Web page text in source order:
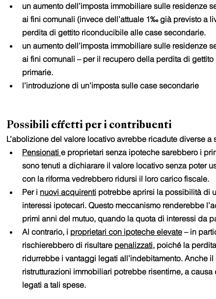
un aumento dell’imposta immobiliare sulle
ai fini comunali (invece dell’attuale 1‰ già previsto a
perdita di gettito riconducibile alle case secondarie.
un aumento dell’imposta immobiliare sulle
ai fini comunali – per il recupero della perdita di
primarie.
l’introduzione di un’imposta sulle case secondarie
Possibili effetti per i contribuenti
L’abolizione del valore locativo avrebbe ricadute diverse
Pensionati e proprietari senza ipoteche sarebbero i
sono tenuti a dichiarare il valore locativo senza poter
con la riforma vedrebbero ridursi il loro carico fiscale.
Per i nuovi acquirenti potrebbe aprirsi la possibilità di
interessi ipotecari. Questo meccanismo renderebbe
primi anni del mutuo, quando la quota di interessi da
Al contrario, i proprietari con ipoteche elevate – in
rischierebbero di risultare penalizzati, poiché la
ridurrebbe i vantaggi legati all’indebitamento. Anche
ristrutturazioni immobiliari potrebbe risentirne, a
legati a tali spese.